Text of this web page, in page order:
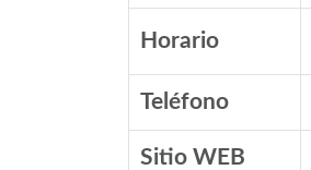
Horario
Teléfono
Sitio WEB